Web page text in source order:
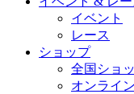
イベント
レース
ショップ
全国ショ
オンライ